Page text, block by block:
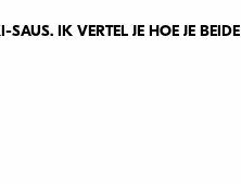
IK VERTEL JE HOE JE BEIDE